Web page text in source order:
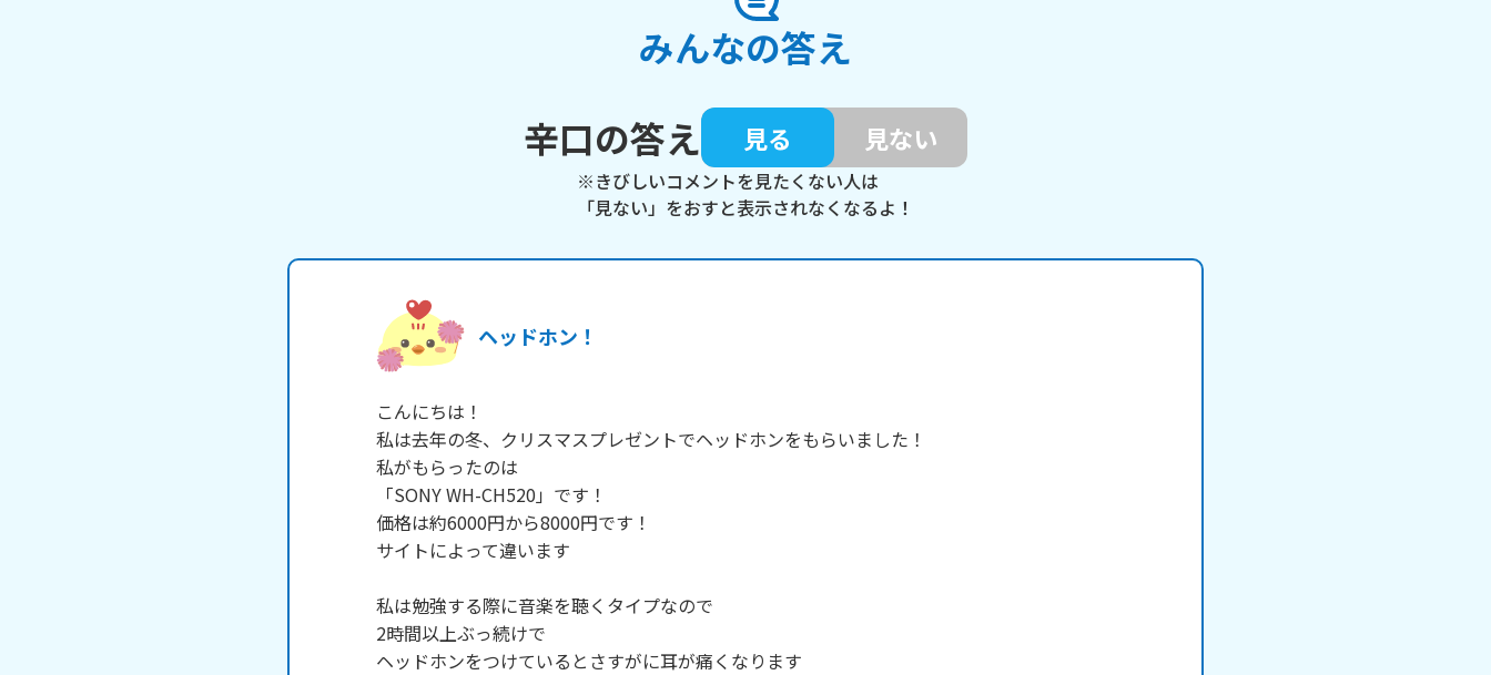
みんなの答え
辛口の答え
見る 見ない
※きびしいコメントを見たくない人は
「見ない」をおすと表示されなくなるよ！
ヘッドホン！
こんにちは！
私は去年の冬、クリスマスプレゼントでヘッドホンをもらいました！
私がもらったのは
「SONY WH-CH520」です！
価格は約6000円から8000円です！
サイトによって違います
私は勉強する際に音楽を聴くタイプなので
2時間以上ぶっ続けで
ヘッドホンをつけているとさすがに耳が痛くなります